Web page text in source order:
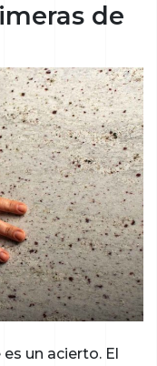
de
un acierto. El